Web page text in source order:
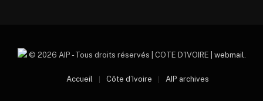
© 2026 AIP - Tous droits réservés | COTE D'IVOIRE | webmail
Accueil Côte d’Ivoire AIP archives